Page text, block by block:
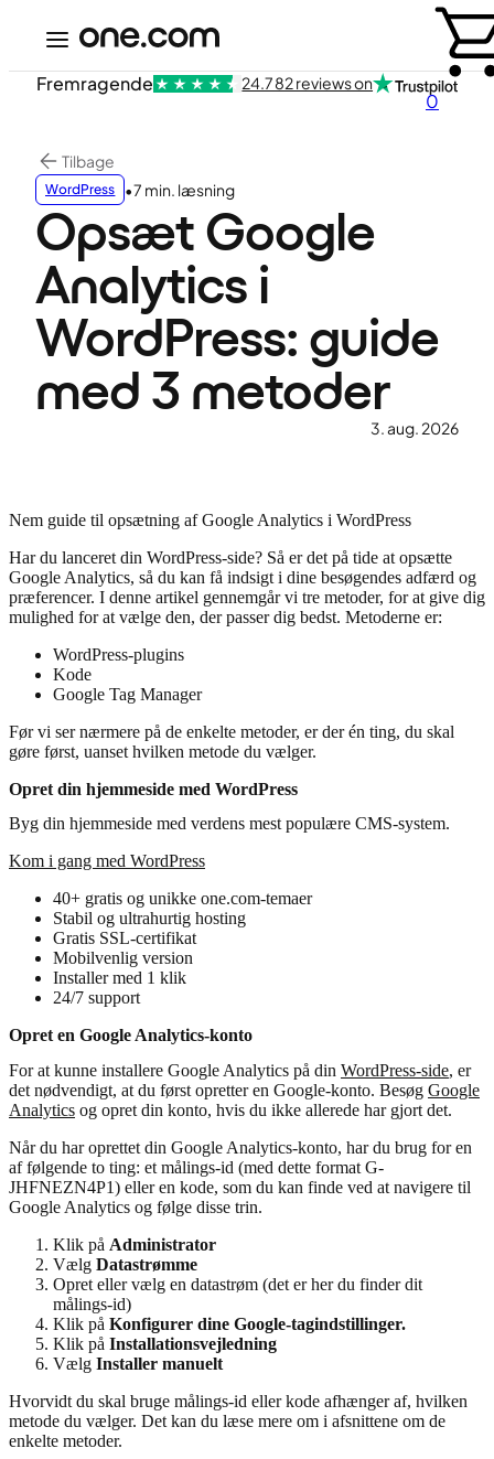
0
Fremragende 24.782 reviews on
Tilbage
WordPress •7 min. læsning
Opsæt Google
Analytics i
WordPress: guide
med 3 metoder
3. aug. 2026
Nem guide til opsætning af Google Analytics i WordPress
Har du lanceret din WordPress-side? Så er det på tide at opsætte
Google Analytics, så du kan få indsigt i dine besøgendes adfærd og
præferencer. I denne artikel gennemgår vi tre metoder, for at give dig
mulighed for at vælge den, der passer dig bedst. Metoderne er:
WordPress-plugins
Kode
Google Tag Manager
Før vi ser nærmere på de enkelte metoder, er der én ting, du skal
gøre først, uanset hvilken metode du vælger.
Opret din hjemmeside med WordPress
Byg din hjemmeside med verdens mest populære CMS-system.
Kom i gang med WordPress
40+ gratis og unikke one.com-temaer
Stabil og ultrahurtig hosting
Gratis SSL-certifikat
Mobilvenlig version
Installer med 1 klik
24/7 support
Opret en Google Analytics-konto
For at kunne installere Google Analytics på din WordPress-side, er
det nødvendigt, at du først opretter en Google-konto. Besøg Google
Analytics og opret din konto, hvis du ikke allerede har gjort det.
Når du har oprettet din Google Analytics-konto, har du brug for en
af følgende to ting: et målings-id (med dette format G-
JHFNEZN4P1) eller en kode, som du kan finde ved at navigere til
Google Analytics og følge disse trin.
Klik på Administrator
Vælg Datastrømme
Opret eller vælg en datastrøm (det er her du finder dit
målings-id)
Klik på Konfigurer dine Google-tagindstillinger.
Klik på Installationsvejledning
Vælg Installer manuelt
Hvorvidt du skal bruge målings-id eller kode afhænger af, hvilken
metode du vælger. Det kan du læse mere om i afsnittene om de
enkelte metoder.